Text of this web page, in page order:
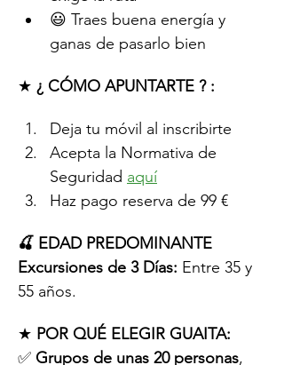
😃 Traes buena energía y
ganas de pasarlo bien
★ ¿ CÓMO APUNTARTE ? :
Deja tu móvil al inscribirte
Acepta la Normativa de
Seguridad aquí
Haz pago reserva de 99 €
🍒 EDAD PREDOMINANTE
Excursiones de 3 Días: Entre 35 y
55 años.
★ POR QUÉ ELEGIR GUAITA:
✅ Grupos de unas 20 personas,